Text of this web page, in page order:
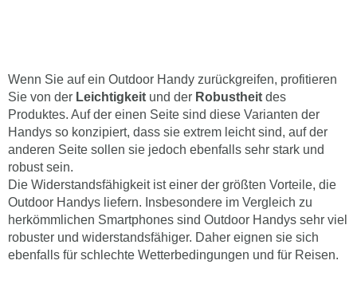
Wenn Sie auf ein Outdoor Handy zurückgreifen, profitieren
Sie von der Leichtigkeit und der Robustheit des
Produktes. Auf der einen Seite sind diese Varianten der
Handys so konzipiert, dass sie extrem leicht sind, auf der
anderen Seite sollen sie jedoch ebenfalls sehr stark und
robust sein.
Die Widerstandsfähigkeit ist einer der größten Vorteile, die
Outdoor Handys liefern. Insbesondere im Vergleich zu
herkömmlichen Smartphones sind Outdoor Handys sehr viel
robuster und widerstandsfähiger. Daher eignen sie sich
ebenfalls für schlechte Wetterbedingungen und für Reisen.